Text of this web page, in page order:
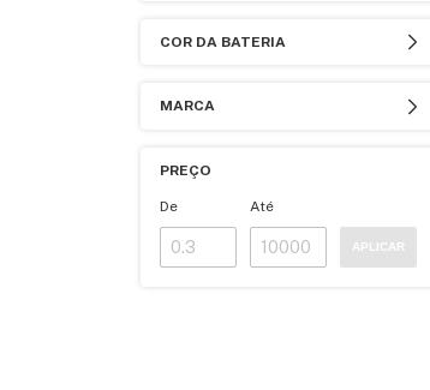
COR DA BATERIA
MARCA
PREÇO
De Até
APLICAR